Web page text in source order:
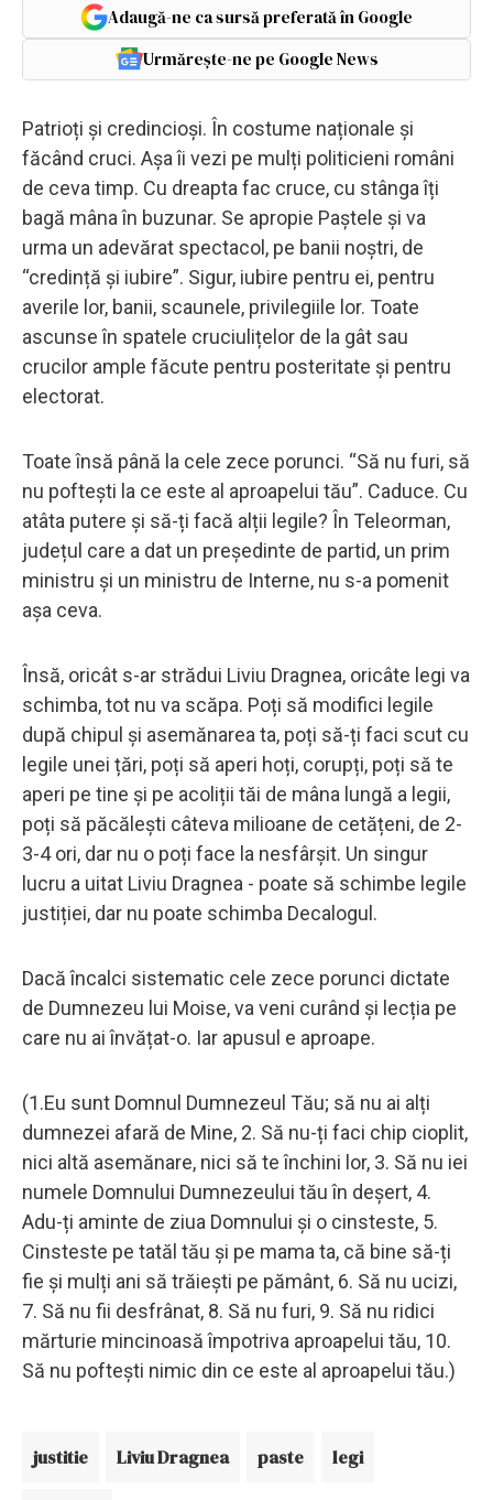
Adaugă-ne ca sursă preferată în Google
Urmărește-ne pe Google News
Patrioți și credincioși. În costume naționale și
făcând cruci. Așa îi vezi pe mulți politicieni români
de ceva timp. Cu dreapta fac cruce, cu stânga îți
bagă mâna în buzunar. Se apropie Paștele și va
urma un adevărat spectacol, pe banii noștri, de
“credință și iubire”. Sigur, iubire pentru ei, pentru
averile lor, banii, scaunele, privilegiile lor. Toate
ascunse în spatele cruciulițelor de la gât sau
crucilor ample făcute pentru posteritate și pentru
electorat.
Toate însă până la cele zece porunci. “Să nu furi, să
nu poftești la ce este al aproapelui tău”. Caduce. Cu
atâta putere și să-ți facă alții legile? În Teleorman,
județul care a dat un președinte de partid, un prim
ministru și un ministru de Interne, nu s-a pomenit
așa ceva.
Însă, oricât s-ar strădui Liviu Dragnea, oricâte legi va
schimba, tot nu va scăpa. Poți să modifici legile
după chipul și asemănarea ta, poți să-ți faci scut cu
legile unei țări, poți să aperi hoți, corupți, poți să te
aperi pe tine și pe acoliții tăi de mâna lungă a legii,
poți să păcălești câteva milioane de cetățeni, de 2-
3-4 ori, dar nu o poți face la nesfârșit. Un singur
lucru a uitat Liviu Dragnea - poate să schimbe legile
justiției, dar nu poate schimba Decalogul.
Dacă încalci sistematic cele zece porunci dictate
de Dumnezeu lui Moise, va veni curând și lecția pe
care nu ai învățat-o. Iar apusul e aproape.
(1.Eu sunt Domnul Dumnezeul Tău; să nu ai alți
dumnezei afară de Mine, 2. Să nu-ți faci chip cioplit,
nici altă asemănare, nici să te închini lor, 3. Să nu iei
numele Domnului Dumnezeului tău în deșert, 4.
Adu-ți aminte de ziua Domnului și o cinsteste, 5.
Cinsteste pe tatăl tău și pe mama ta, că bine să-ți
fie și mulți ani să trăiești pe pământ, 6. Să nu ucizi,
7. Să nu fii desfrânat, 8. Să nu furi, 9. Să nu ridici
mărturie mincinoasă împotriva aproapelui tău, 10.
Să nu poftești nimic din ce este al aproapelui tău.)
justitie Liviu Dragnea paste legi